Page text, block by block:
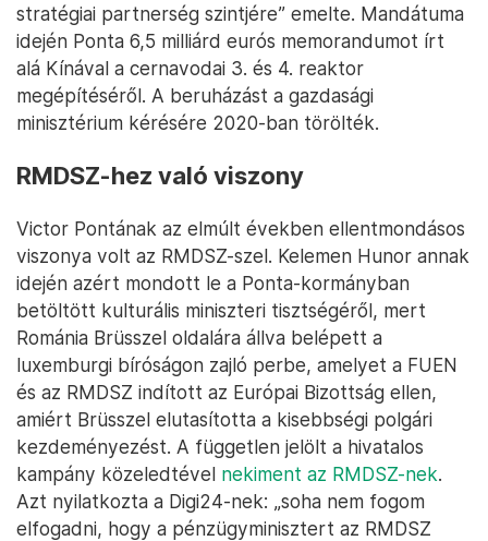
stratégiai partnerség szintjére” emelte. Mandátuma
idején Ponta 6,5 milliárd eurós memorandumot írt
alá Kínával a cernavodai 3. és 4. reaktor
megépítéséről. A beruházást a gazdasági
minisztérium kérésére 2020-ban törölték.
RMDSZ-hez való viszony
Victor Pontának az elmúlt években ellentmondásos
viszonya volt az RMDSZ-szel. Kelemen Hunor annak
idején azért mondott le a Ponta-kormányban
betöltött kulturális miniszteri tisztségéről, mert
Románia Brüsszel oldalára állva belépett a
luxemburgi bíróságon zajló perbe, amelyet a FUEN
és az RMDSZ indított az Európai Bizottság ellen,
amiért Brüsszel elutasította a kisebbségi polgári
kezdeményezést. A független jelölt a hivatalos
kampány közeledtével nekiment az RMDSZ-nek.
Azt nyilatkozta a Digi24-nek: „soha nem fogom
elfogadni, hogy a pénzügyminisztert az RMDSZ